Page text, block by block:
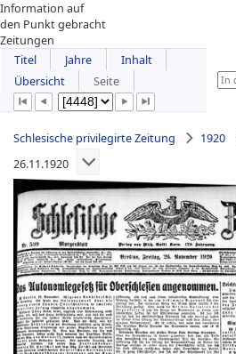
Information auf
den Punkt gebracht
Zeitungen
Titel
Jahre
Inhalt
Übersicht
Seite
Schlesische privilegirte Zeitung 1920
26.11.1920